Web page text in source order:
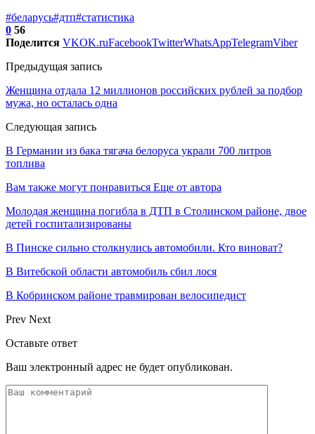
#беларусь#дтп#статистика
0 56
Поделится VKOK.ruFacebookTwitterWhatsAppTelegramViber
Предыдущая запись
Женщина отдала 12 миллионов российских рублей за подбор
мужа, но осталась одна
Следующая запись
В Германии из бака тягача белоруса украли 700 литров
топлива
Вам также могут понравиться Еще от автора
Молодая женщина погибла в ДТП в Столинском районе, двое
детей госпитализированы
В Пинске сильно столкнулись автомобили. Кто виноват?
В Витебской области автомобиль сбил лося
В Кобринском районе травмирован велосипедист
Prev Next
Оставьте ответ
Ваш электронный адрес не будет опубликован.